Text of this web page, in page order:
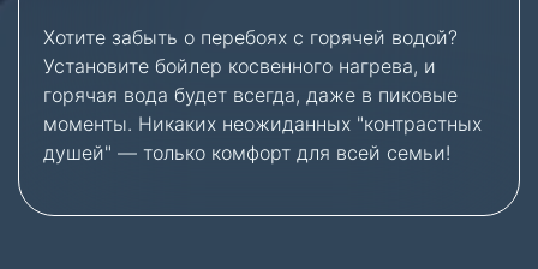
Хотите забыть о перебоях с горячей водой?
Установите бойлер косвенного нагрева, и
горячая вода будет всегда, даже в пиковые
моменты. Никаких неожиданных "контрастных
душей" — только комфорт для всей семьи!